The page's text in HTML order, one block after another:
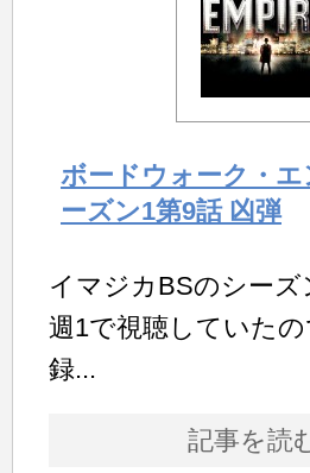
ボードウォーク・
ーズン1第9話 凶弾
イマジカBSのシーズ
週1で視聴していた
録...
記事を読